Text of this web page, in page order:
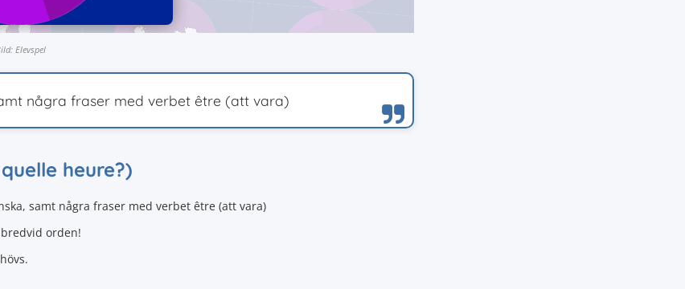
Elevspel
några fraser med verbet être (att vara)
heure?)
samt några fraser med verbet être (att vara)
orden!